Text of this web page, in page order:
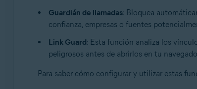
Guardián de llamadas: Bloquea
confianza, empresas o fuentes
Link Guard: Esta función analiza los
peligrosos antes de abrirlos en tu
Para saber cómo configurar y utilizar estas